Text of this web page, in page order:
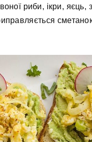
риби, ікри, яєць,